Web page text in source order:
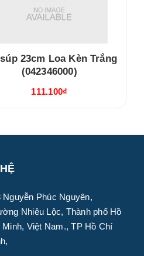
23cm Loa Kèn Trắng
(042346000)
111.100₫
Nguyễn Phúc Nguyên,
Nhiêu Lộc, Thành phố Hồ
Minh, Việt Nam., TP Hồ Chí